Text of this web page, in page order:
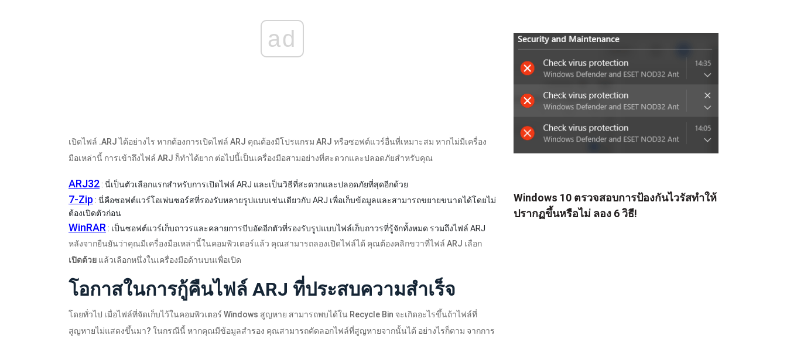
ad
เปิดไฟล์ .ARJ ได้อย่างไร หากต้องการเปิดไฟล์ ARJ คุณต้องมีโปรแกรม ARJ หรือซอฟต์แวร์อื่นที่เหมาะสม หากไม่มีเครื่อง
มือเหล่านี้ การเข้าถึงไฟล์ ARJ ก็ทำได้ยาก ต่อไปนี้เป็นเครื่องมือสามอย่างที่สะดวกและปลอดภัยสำหรับคุณ
ARJ32: นี่เป็นตัวเลือกแรกสำหรับการเปิดไฟล์ ARJ และเป็นวิธีที่สะดวกและปลอดภัยที่สุดอีกด้วย
7-Zip : นี่คือซอฟต์แวร์โอเพ่นซอร์สที่รองรับหลายรูปแบบเช่นเดียวกับ ARJ เพื่อเก็บข้อมูลและสามารถขยายขนาดได้โดยไม่
ต้องเปิดตัวก่อน
WinRAR : เป็นซอฟต์แวร์เก็บถาวรและคลายการบีบอัดอีกตัวที่รองรับรูปแบบไฟล์เก็บถาวรที่รู้จักทั้งหมด รวมถึงไฟล์ ARJ
หลังจากยืนยันว่าคุณมีเครื่องมือเหล่านี้ในคอมพิวเตอร์แล้ว คุณสามารถลองเปิดไฟล์ได้ คุณต้องคลิกขวาที่ไฟล์ ARJ เลือก
เปิดด้วย แล้วเลือกหนึ่งในเครื่องมือด้านบนเพื่อเปิด
โอกาสในการกู้คืนไฟล์ ARJ ที่ประสบความสำเร็จ
โดยทั่วไป เมื่อไฟล์ที่จัดเก็บไว้ในคอมพิวเตอร์ Windows สูญหาย สามารถพบได้ใน Recycle Bin จะเกิดอะไรขึ้นถ้าไฟล์ที่
สูญหายไม่แสดงขึ้นมา? ในกรณีนี้ หากคุณมีข้อมูลสำรอง คุณสามารถคัดลอกไฟล์ที่สูญหายจากนั้นได้ อย่างไรก็ตาม จากการ
Windows 10 ตรวจสอบการป้องกันไวรัสทำให้
ปรากฏขึ้นหรือไม่ ลอง 6 วิธี!